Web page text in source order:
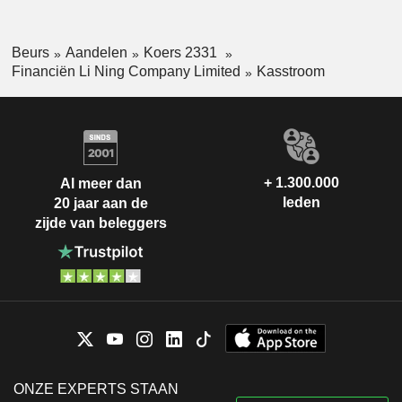
Beurs Aandelen
Koers 2331
Financiën Li Ning Company Limited
Kasstroom
Al meer dan
20 jaar aan de
zijde van beleggers
+ 1.300.000
leden
ONZE EXPERTS STAAN